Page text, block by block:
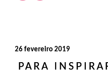
26 fevereiro 2019
PARA